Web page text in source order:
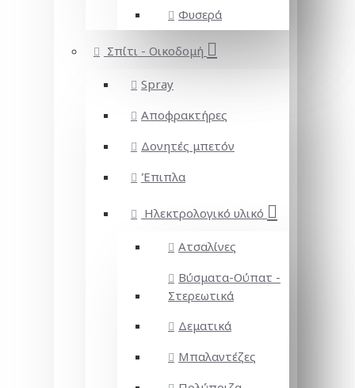
Φυσερά
Σπίτι - Οικοδομή
Spray
Αποφρακτήρες
Δονητές μπετόν
Έπιπλα
Ηλεκτρολογικό υλικό
Ατσαλίνες
Βύσματα-Ούπατ -
Στερεωτικά
Δεματικά
Μπαλαντέζες